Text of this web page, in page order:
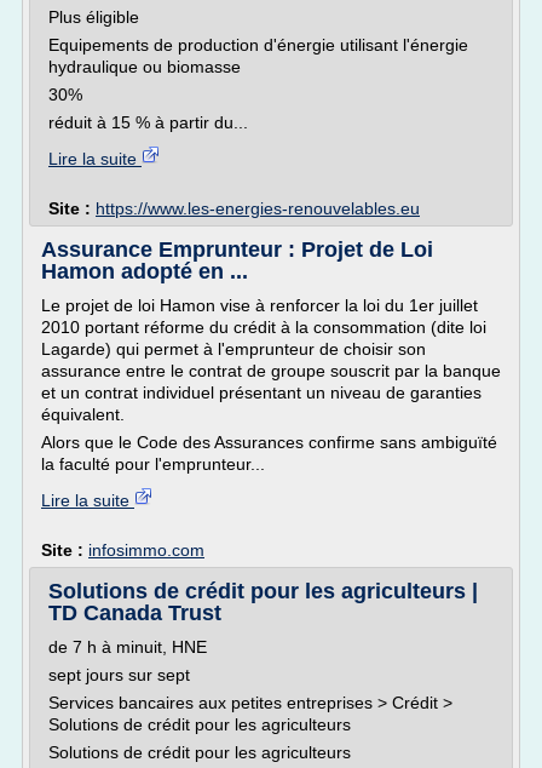
Plus éligible
Equipements de production d'énergie utilisant l'énergie
hydraulique ou biomasse
30%
réduit à 15 % à partir du...
Lire la suite
Site : https://www.les-energies-renouvelables.eu
Assurance Emprunteur : Projet de Loi
Hamon adopté en ...
Le projet de loi Hamon vise à renforcer la loi du 1er juillet
2010 portant réforme du crédit à la consommation (dite loi
Lagarde) qui permet à l'emprunteur de choisir son
assurance entre le contrat de groupe souscrit par la banque
et un contrat individuel présentant un niveau de garanties
équivalent.
Alors que le Code des Assurances confirme sans ambiguïté
la faculté pour l'emprunteur...
Lire la suite
Site : infosimmo.com
Solutions de crédit pour les agriculteurs |
TD Canada Trust
de 7 h à minuit, HNE
sept jours sur sept
Services bancaires aux petites entreprises > Crédit >
Solutions de crédit pour les agriculteurs
Solutions de crédit pour les agriculteurs